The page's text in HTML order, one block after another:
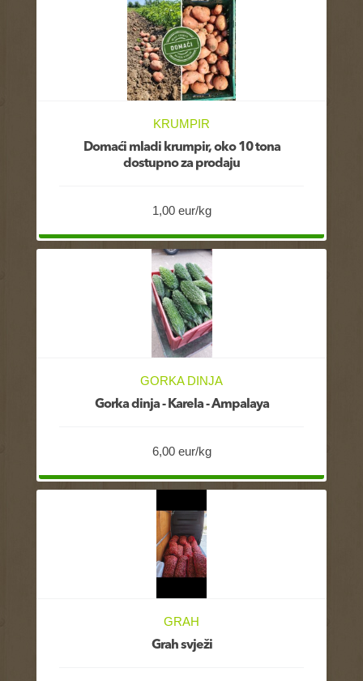
KRUMPIR
Domaći mladi krumpir, oko 10 tona
dostupno za prodaju
1,00 eur/kg
GORKA DINJA
Gorka dinja - Karela - Ampalaya
6,00 eur/kg
GRAH
Grah svježi